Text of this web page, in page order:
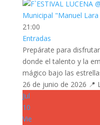
21:00
Entradas
Prepárate para
donde el talento y la
mágico bajo las
26 de junio de 2026 📍
Jul
10
Vie